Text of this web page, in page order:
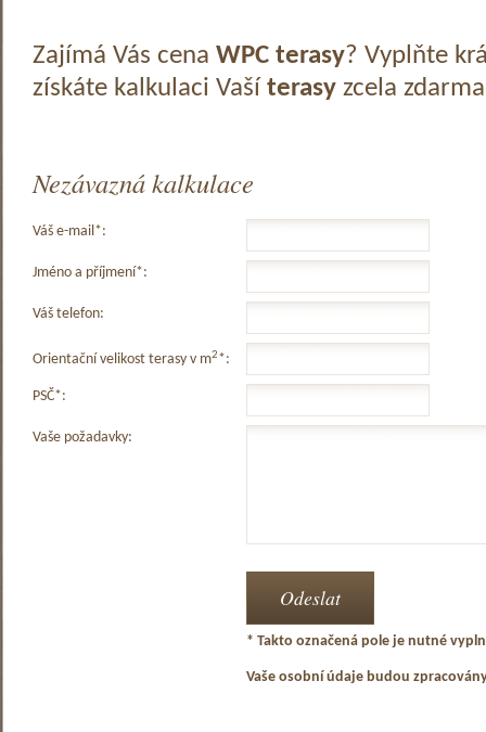
Zajímá Vás cena WPC terasy? Vyplňte
získáte kalkulaci Vaší terasyzcela
Nezávazná kalkulace
Váš e-mail*:
Jméno a příjmení*:
Váš telefon:
Orientační velikost terasy v m2*:
PSČ*:
Vaše požadavky:
* Takto označená pole je nutné
Vaše osobní údaje budou